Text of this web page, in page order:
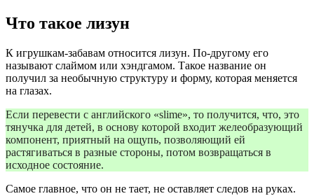
Что такое лизун
К игрушкам-забавам относится лизун. По-другому его
называют слаймом или хэндгамом. Такое название он
получил за необычную структуру и форму, которая меняется
на глазах.
Если перевести с английского «slime», то получится, что, это
тянучка для детей, в основу которой входит желеобразующий
компонент, приятный на ощупь, позволяющий ей
растягиваться в разные стороны, потом возвращаться в
исходное состояние.
Самое главное, что он не тает, не оставляет следов на руках.